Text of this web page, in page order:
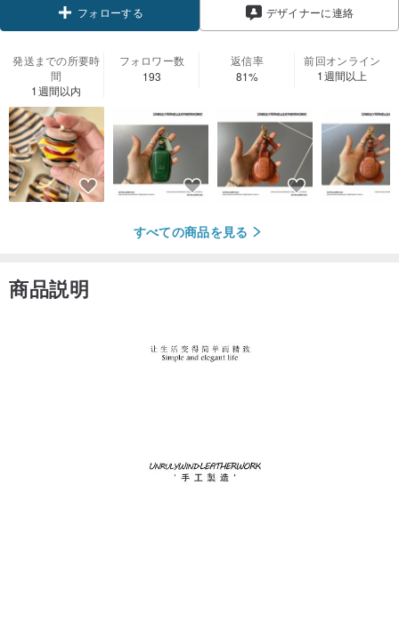
フォローする デザイナーに連絡
発送までの所要時
間
1週間以内
フォロワー数
193
返信率
81%
前回オンライン
1週間以上
すべての商品を見る
商品説明